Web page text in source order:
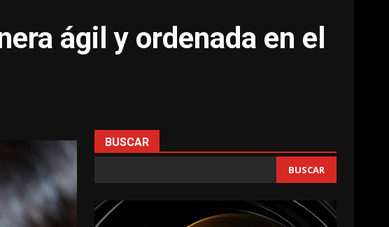
ágil y ordenada en el
BUSCAR
BUSCAR